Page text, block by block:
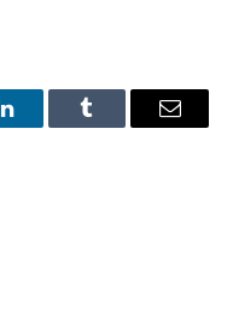
LinkedInTumblr Email